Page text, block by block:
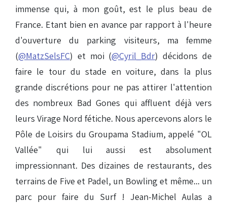
immense qui, à mon goût, est le plus beau de
France. Etant bien en avance par rapport à l'heure
d'ouverture du parking visiteurs, ma femme
(@MatzSelsFC) et moi (@Cyril_Bdr) décidons de
faire le tour du stade en voiture, dans la plus
grande discrétions pour ne pas attirer l'attention
des nombreux Bad Gones qui affluent déjà vers
leurs Virage Nord fétiche. Nous apercevons alors le
Pôle de Loisirs du Groupama Stadium, appelé "OL
Vallée" qui lui aussi est absolument
impressionnant. Des dizaines de restaurants, des
terrains de Five et Padel, un Bowling et même... un
parc pour faire du Surf ! Jean-Michel Aulas a